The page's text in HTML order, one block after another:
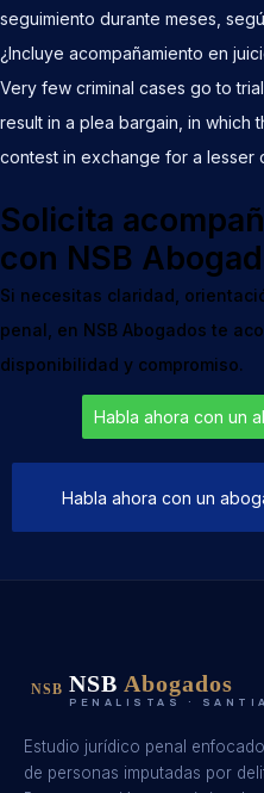
seguimiento durante meses,
¿Incluye acompañamiento en
Very few criminal cases go to
result in a plea bargain, in which
contest in exchange for a lesser
Solicita
con NSB
Si necesitas claridad,
penal, en NSB Abogados te
disponibilidad y compromiso.
Habla ahora con un
Habla ahora con un
NSB NSB Abogados
PENALISTAS ·
Estudio jurídico penal
de personas imputadas por